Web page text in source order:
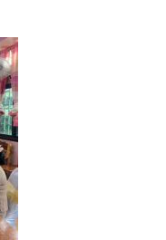
ศิริ
รัตน์
ช่วย
รักษา
รอง
ผอ.สพป.กาฬสินธุ์
เขต
1
พร้อม
บุคลากร
ลงพื้น